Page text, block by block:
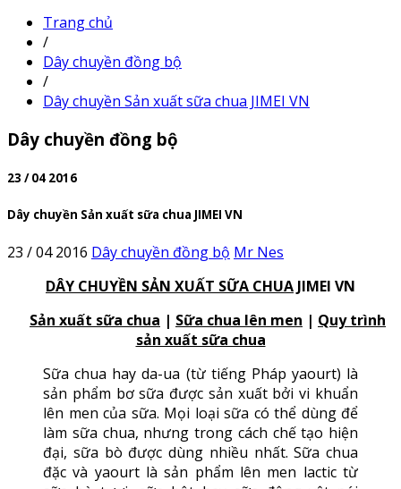
Trang chủ
/
Dây chuyền đồng bộ
/
Dây chuyền Sản xuất sữa chua JIMEI VN
Dây chuyền đồng bộ
23 / 04 2016
Dây chuyền Sản xuất sữa chua JIMEI VN
23 / 04 2016 Dây chuyền đồng bộ Mr Nes
DÂY CHUYỀN SẢN XUẤT SỮA CHUA JIMEI VN
Sản xuất sữa chua | Sữa chua lên men | Quy trình
sản xuất sữa chua
Sữa chua hay da-ua (từ tiếng Pháp yaourt) là
sản phẩm bơ sữa được sản xuất bởi vi khuẩn
lên men của sữa. Mọi loại sữa có thể dùng để
làm sữa chua, nhưng trong cách chế tạo hiện
đại, sữa bò được dùng nhiều nhất. Sữa chua
đặc và yaourt là sản phẩm lên men lactic từ